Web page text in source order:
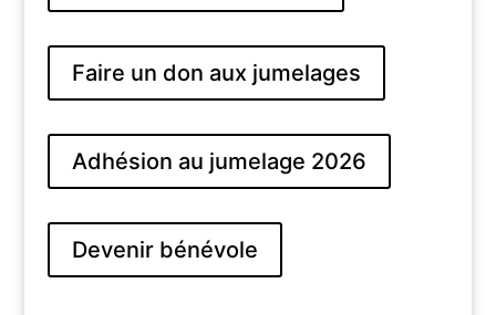
Faire un don aux jumelages
Adhésion au jumelage 2026
Devenir bénévole